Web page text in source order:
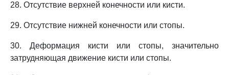
28. Отсутствие верхней конечности или кисти.
29. Отсутствие нижней конечности или стопы.
30. Деформация кисти или стопы, значительно
затрудняющая движение кисти или стопы.